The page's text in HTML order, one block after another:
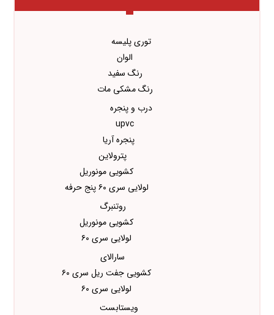
توری پلیسه
الوان
رنگ سفید
رنگ مشکی مات
درب و پنجره
upvc
پنجره آریا
پترولاین
کشویی مونوریل
لولایی سری ۶۰ پنج حرفه
روتنبرگ
کشویی مونوریل
لولایی سری ۶۰
سارالای
کشویی جفت ریل سری ۶۰
لولایی سری ۶۰
ویستابست